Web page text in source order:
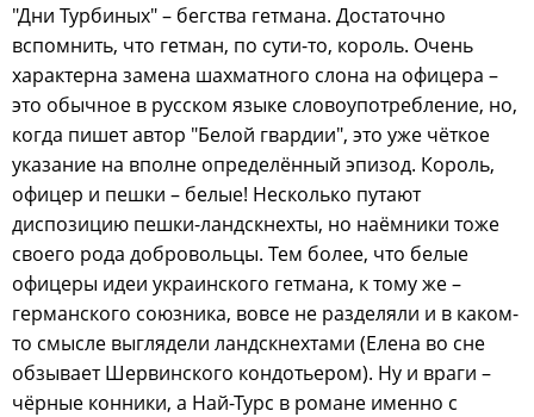
"Дни Турбиных" – бегства гетмана. Достаточно
вспомнить, что гетман, по сути-то, король. Очень
характерна замена шахматного слона на офицера –
это обычное в русском языке словоупотребление, но,
когда пишет автор "Белой гвардии", это уже чёткое
указание на вполне определённый эпизод. Король,
офицер и пешки – белые! Несколько путают
диспозицию пешки-ландскнехты, но наёмники тоже
своего рода добровольцы. Тем более, что белые
офицеры идеи украинского гетмана, к тому же –
германского союзника, вовсе не разделяли и в каком-
то смысле выглядели ландскнехтами (Елена во сне
обзывает Шервинского кондотьером). Ну и враги –
чёрные конники, а Най-Турс в романе именно с